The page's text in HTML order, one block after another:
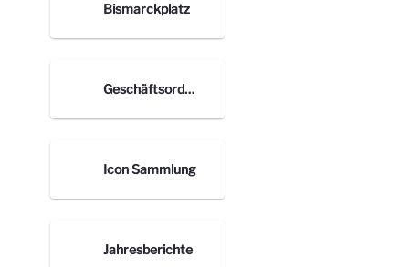
Bismarckplatz
Geschäftsordnung
Icon Sammlung
Jahresberichte